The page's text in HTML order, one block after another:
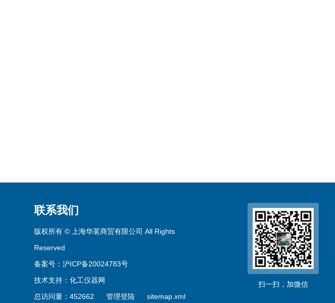
联系我们
版权所有 © 上海华茗商贸有限公司 All Rights
Reserved
备案号：沪ICP备20024783号
技术支持： 化工仪器网
总访问量：452662 管理登陆 sitemap.xml
扫一扫，加微信